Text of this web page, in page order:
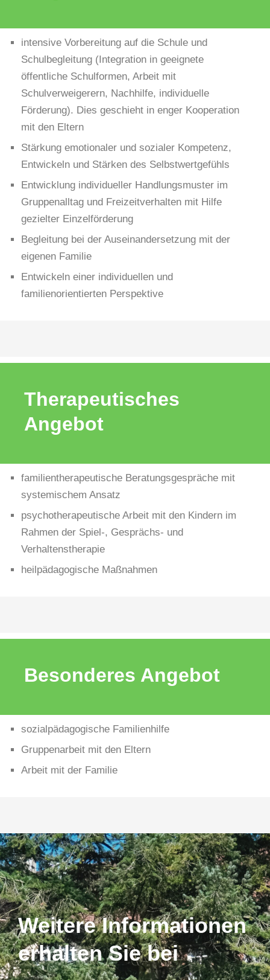
intensive Vorbereitung auf die Schule und
Schulbegleitung (Integration in geeignete
öffentliche Schulformen, Arbeit mit
Schulverweigerern, Nachhilfe, individuelle
Förderung). Dies geschieht in enger Kooperation
mit den Eltern
Stärkung emotionaler und sozialer Kompetenz,
Entwickeln und Stärken des Selbstwertgefühls
Entwicklung individueller Handlungsmuster im
Gruppenalltag und Freizeitverhalten mit Hilfe
gezielter Einzelförderung
Begleitung bei der Auseinandersetzung mit der
eigenen Familie
Entwickeln einer individuellen und
familienorientierten Perspektive
Therapeutisches
Angebot
familientherapeutische Beratungsgespräche mit
systemischem Ansatz
psychotherapeutische Arbeit mit den Kindern im
Rahmen der Spiel-, Gesprächs- und
Verhaltenstherapie
heilpädagogische Maßnahmen
Besonderes Angebot
sozialpädagogische Familienhilfe
Gruppenarbeit mit den Eltern
Arbeit mit der Familie
Weitere Informationen
erhalten Sie bei